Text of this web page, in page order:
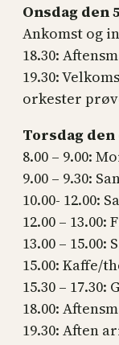
Onsdag den
Ankomst og
18.30:
19.30:
orkester
Torsdag den
8.00 – 9.00:
9.00 – 9.30:
10.00- 12.00:
12.00 – 13.00:
13.00 – 15.00:
15.00: Kaffe/
15.30 –
18.00:
19.30: Aften